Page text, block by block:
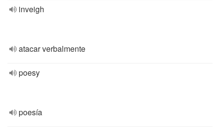
inveigh
atacar verbalmente
poesy
poesía